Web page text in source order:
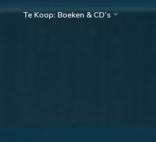
Te Koop: Boeken & CD’s